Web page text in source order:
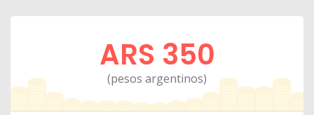
ARS 350
(pesos argentinos)